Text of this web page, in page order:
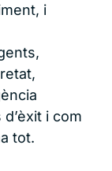
i
i com
tot.